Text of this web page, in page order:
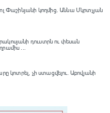
Փաշինյանի կողմից․ Աննա Մկրտչյան
դուստրն ու փեսան
...
կոտրել, չի ստացվելու․ Աբովյանի